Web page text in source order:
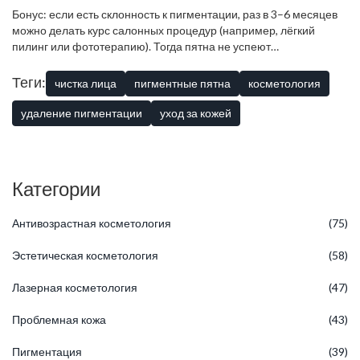
Бонус: если есть склонность к пигментации, раз в 3–6 месяцев
можно делать курс салонных процедур (например, лёгкий
пилинг или фототерапию). Тогда пятна не успеют
«любит» постоянство, а пятна любят твой пофигизм.
Теги: чистка лица пигментные пятна косметология
удаление пигментации уход за кожей
Категории
Антивозрастная косметология (75)
Эстетическая косметология (58)
Лазерная косметология (47)
Проблемная кожа (43)
Пигментация (39)